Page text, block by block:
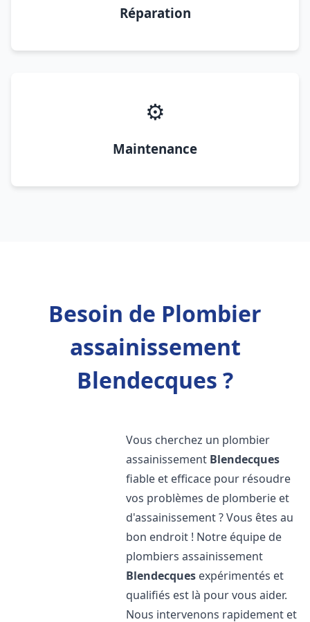
Réparation
⚙️
Maintenance
Besoin de Plombier
assainissement
Blendecques ?
Vous cherchez un plombier
assainissement Blendecques
fiable et efficace pour résoudre
vos problèmes de plomberie et
d'assainissement ? Vous êtes au
bon endroit ! Notre équipe de
plombiers assainissement
Blendecques expérimentés et
qualifiés est là pour vous aider.
Nous intervenons rapidement et